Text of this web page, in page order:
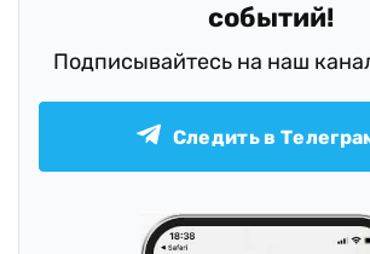
событий!
Подписывайтесь на наш
Следить в